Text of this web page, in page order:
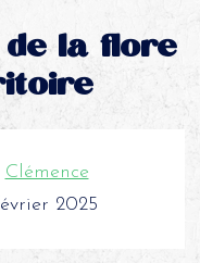
la flore
Clémence
2025